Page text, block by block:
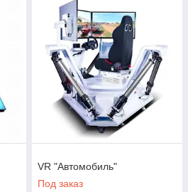
VR "Автомобиль"
Под заказ